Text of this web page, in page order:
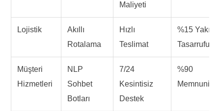
Maliyeti
Lojistik
Akıllı
Rotalama
Hızlı
Teslimat
%15 Yakıt
Tasarrufu
Müşteri
Hizmetleri
NLP
Sohbet
Botları
7/24
Kesintisiz
Destek
%90
Memnuniyet